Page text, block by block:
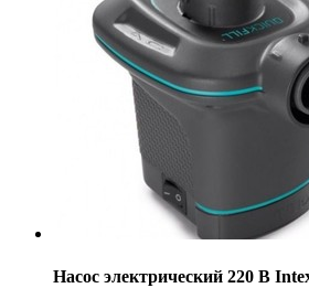
Насос электрический 220 В